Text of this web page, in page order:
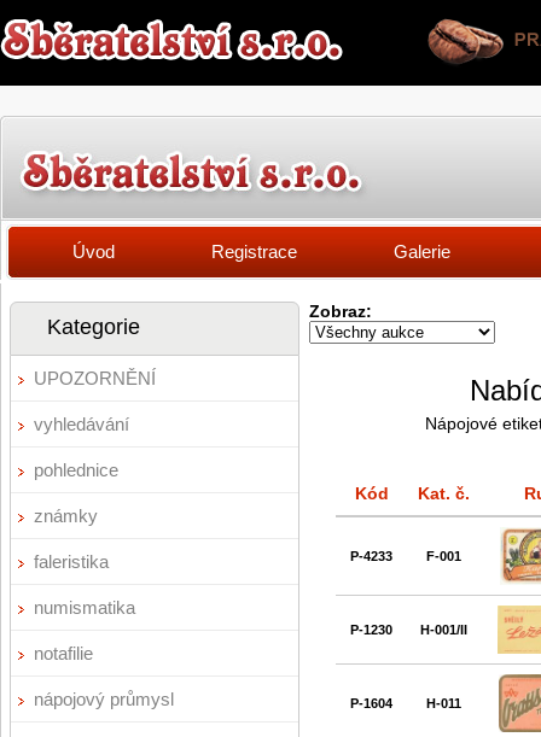
Úvod Registrace Galerie
Kategorie
UPOZORNĚNÍ
vyhledávání
pohlednice
známky
faleristika
numismatika
notafilie
nápojový průmysl
Zobraz:
Nápojové
Kód Kat. č.
P-4233 F-001
P-1230 H-001/II
P-1604 H-011